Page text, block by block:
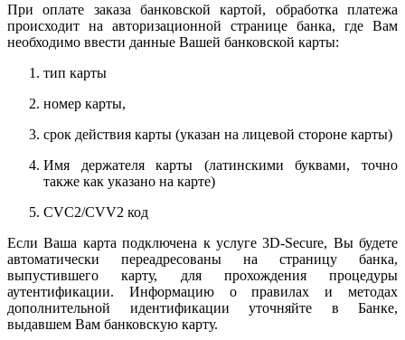
При оплате заказа банковской картой, обработка платежа
происходит на авторизационной странице банка, где Вам
необходимо ввести данные Вашей банковской карты:
тип карты
номер карты,
срок действия карты (указан на лицевой стороне карты)
Имя держателя карты (латинскими буквами, точно
также как указано на карте)
CVC2/CVV2 код
Если Ваша карта подключена к услуге 3D-Secure, Вы будете
автоматически переадресованы на страницу банка,
выпустившего карту, для прохождения процедуры
аутентификации. Информацию о правилах и методах
дополнительной идентификации уточняйте в Банке,
выдавшем Вам банковскую карту.